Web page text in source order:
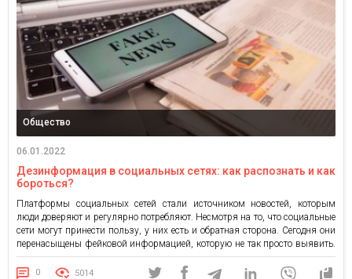
Общество
06.01.2022
Дезинформация в социальных сетях: как распознать и как
бороться?
Платформы социальных сетей стали источником новостей, которым
люди доверяют и регулярно потребляют. Несмотря на то, что социальные
сети могут принести пользу, у них есть и обратная сторона. Сегодня они
перенасыщены фейковой информацией, которую не так просто выявить.
Согласно исследованиям, она негативно влияет на общество. Более 80%
граждан ЕС говорят, что они считают фейковые новости проблемой, […]
0 5014